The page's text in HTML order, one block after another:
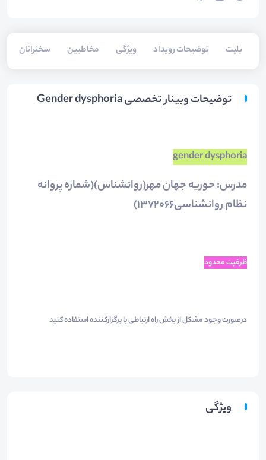
بلیت‌ توضیحات رویداد ویژگی مخاطبین سخنرانان
توضیحات وبینار تخصصی Gender dysphoria
gender dysphoria
مدرس: حوریه جهان مهر(روانشناس)(شماره پروانه
نظام روانشناسی۱۳۷۲۰۶۶)
ظرفیت محدود
درصورت وجود مشکل از بخش راه ارتباطی با برگزارکننده استفاده کنید
ویژگی